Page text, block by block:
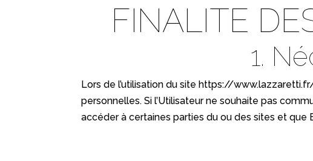
FINALITE
1.
Lors de l’utilisation du sitehttps://
personnelles. Si l’Utilisateur ne souhaite pas
accéder à certaines parties du ou des sites et que